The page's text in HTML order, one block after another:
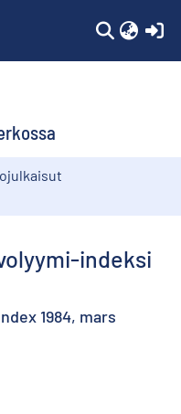
indeksi
1984, mars